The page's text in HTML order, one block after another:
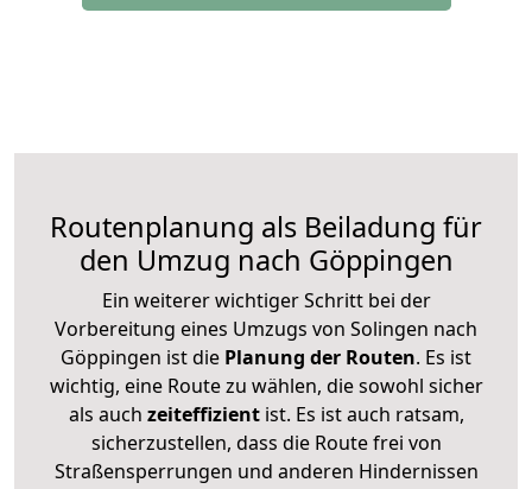
Routenplanung als Beiladung für
den Umzug nach Göppingen
Ein weiterer wichtiger Schritt bei der
Vorbereitung eines Umzugs von Solingen nach
Göppingen ist die Planung der Routen. Es ist
wichtig, eine Route zu wählen, die sowohl sicher
als auch zeiteffizientist. Es ist auch ratsam,
sicherzustellen, dass die Route frei von
Straßensperrungen und anderen Hindernissen